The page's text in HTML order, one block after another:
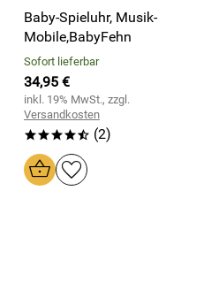
Baby-Spieluhr, Musik-
Mobile,BabyFehn
Sofort lieferbar
34,95 €
inkl. 19% MwSt., zzgl.
Versandkosten
****/ (2)